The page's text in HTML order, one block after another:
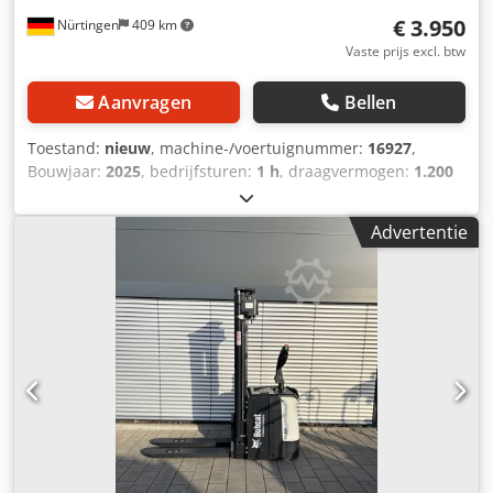
Nürtingen 409 km € 3.950
Vaste prijs excl. btw
Aanvragen Bellen
Toestand: nieuw, machine-/voertuignummer: 16927,
Bouwjaar: 2025, bedrijfsturen: 1 h, draagvermogen: 1.200
, ladingzwaartepunt:
brandstoftype:elektrisch, masttype:Simplex,
, batterijspanning:24 V, vorklengte:
, 5108763 Dkjdpfxsyv S
Rme Amtor Serienummer: OBWNL-003130 Specificaties
batterij: 24V 60Ah
Advertentie